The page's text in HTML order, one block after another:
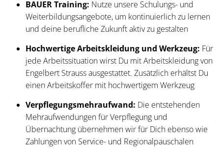
BAUER Training: Nutze unsere Schulungs- und
Weiterbildungsangebote, um kontinuierlich zu lernen
und deine berufliche Zukunft aktiv zu gestalten
Hochwertige Arbeitskleidung und Werkzeug: Für
jede Arbeitssituation wirst Du mit Arbeitskleidung von
Engelbert Strauss ausgestattet. Zusätzlich erhältst Du
einen Arbeitskoffer mit hochwertigem Werkzeug
Verpflegungsmehraufwand: Die entstehenden
Mehraufwendungen für Verpflegung und
Übernachtung übernehmen wir für Dich ebenso wie
Zahlungen von Service- und Regionalpauschalen